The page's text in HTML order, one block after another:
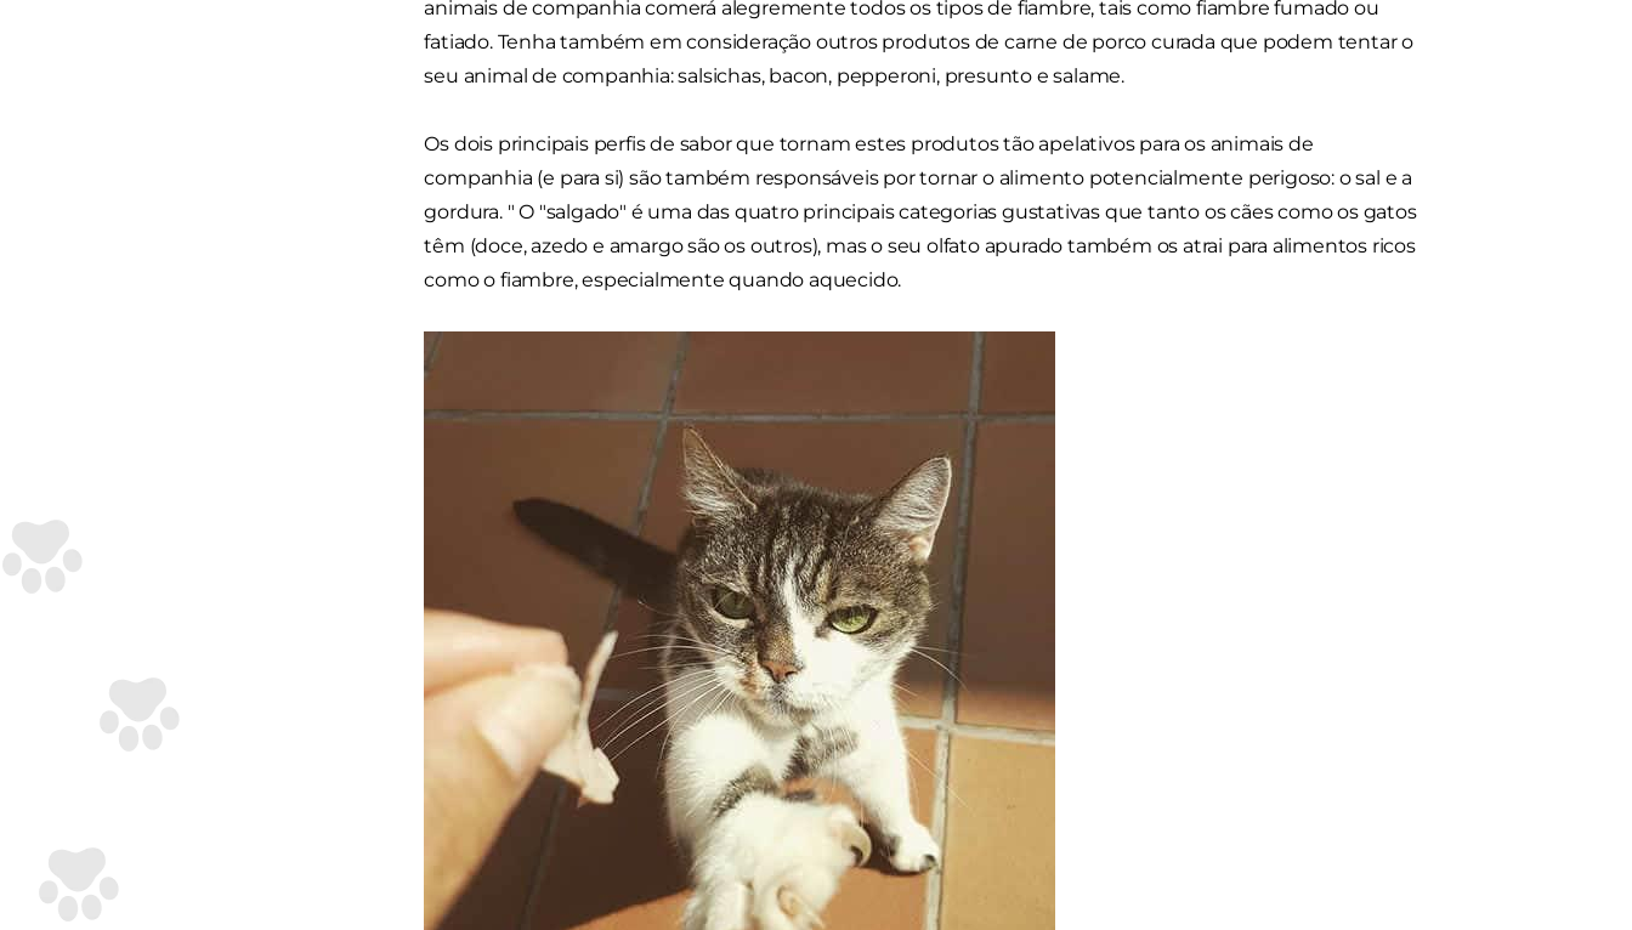
animais de companhia comerá alegremente todos os tipos de fiambre, tais como fiambre fumado ou
fatiado. Tenha também em consideração outros produtos de carne de porco curada que podem tentar o
seu animal de companhia: salsichas, bacon, pepperoni, presunto e salame.
Os dois principais perfis de sabor que tornam estes produtos tão apelativos para os animais de
companhia (e para si) são também responsáveis por tornar o alimento potencialmente perigoso: o sal e a
gordura. " O "salgado" é uma das quatro principais categorias gustativas que tanto os cães como os gatos
têm (doce, azedo e amargo são os outros), mas o seu olfato apurado também os atrai para alimentos ricos
como o fiambre, especialmente quando aquecido.